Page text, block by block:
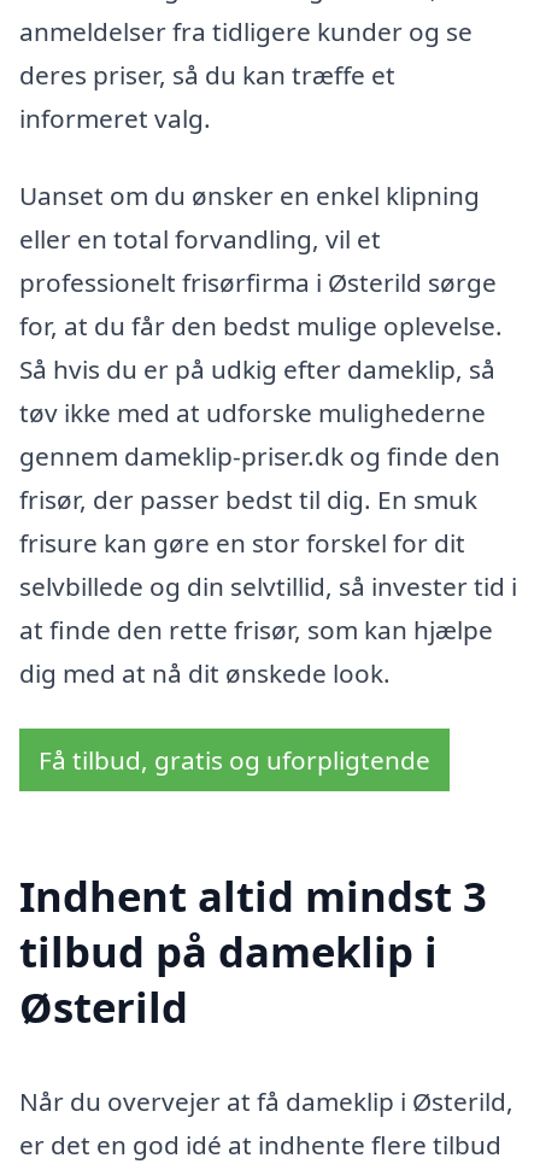
anmeldelser fra tidligere kunder og se
deres priser, så du kan træffe et
informeret valg.
Uanset om du ønsker en enkel klipning
eller en total forvandling, vil et
professionelt frisørfirma i Østerild sørge
for, at du får den bedst mulige oplevelse.
Så hvis du er på udkig efter dameklip, så
tøv ikke med at udforske mulighederne
gennem dameklip-priser.dk og finde den
frisør, der passer bedst til dig. En smuk
frisure kan gøre en stor forskel for dit
selvbillede og din selvtillid, så invester tid i
at finde den rette frisør, som kan hjælpe
dig med at nå dit ønskede look.
Få tilbud, gratis og uforpligtende
Indhent altid mindst 3
tilbud på dameklip i
Østerild
Når du overvejer at få dameklip i Østerild,
er det en god idé at indhente flere tilbud